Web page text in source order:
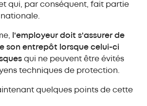
et qui, par conséquent, fait partie
l'employeur doit s'assurer de
son entrepôt lorsque celui-ci
qui ne peuvent être évités
techniques de protection.
quelques points de cette